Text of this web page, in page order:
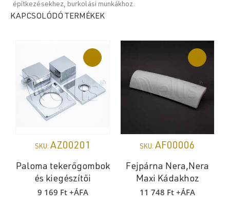
építkezésekhez, burkolási munkákhoz.
KAPCSOLÓDÓ TERMÉKEK
SKU: AZ00201
Paloma tekerőgombok
és kiegészítői
9 169 Ft+ÁFA
SKU: AF00006
Fejpárna Nera,Nera
Maxi Kádakhoz
11 748 Ft +ÁFA